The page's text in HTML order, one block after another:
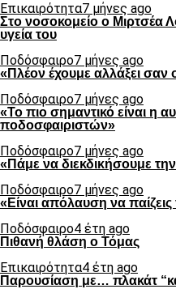
Επικαιρότητα7 μήνες ago
Στο νοσοκομείο ο Μιρτσέα
υγεία του
Ποδόσφαιρο7 μήνες ago
«Πλέον έχουμε αλλάξει
Ποδόσφαιρο7 μήνες ago
«Το πιο σημαντικό είναι η
ποδοσφαιριστών»
Ποδόσφαιρο7 μήνες ago
«Πάμε να διεκδικήσουμε
Ποδόσφαιρο7 μήνες ago
«Είναι απόλαυση να
Ποδόσφαιρο4 έτη ago
Πιθανή θλάση ο Τόμας
Επικαιρότητα4 έτη ago
Παρουσίαση με… πλακάτ